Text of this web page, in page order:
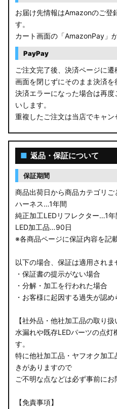
お届け先情報はAmazonのご登
す。
カート画面の「AmazonPay」
PayPay
ご注文完了後、決済ページに遷
画面を閉じずにそのまま決済を
決済エラーになった場合は再
いします。
重複したご注文は当店でキャン
■ 返品・保証について
保証期間
商品出荷日から商品カテゴリ
ハーネス…1年間
純正加工LEDリフレクター…1年
LED加工品…90日
※各商品ページに保証内容を記
以下の場合、保証は適用されま
・保証書の提示がない場合
・分解・加工を行われた場合
・お客様に起因する過失が認め
【社外品・他社加工品の取り扱
水漏れや既存LEDパーツの点
す。
特に他社加工品・ヤフオク加
きがありますので
ご不明な点などは必ず事前にお
【免責事項】